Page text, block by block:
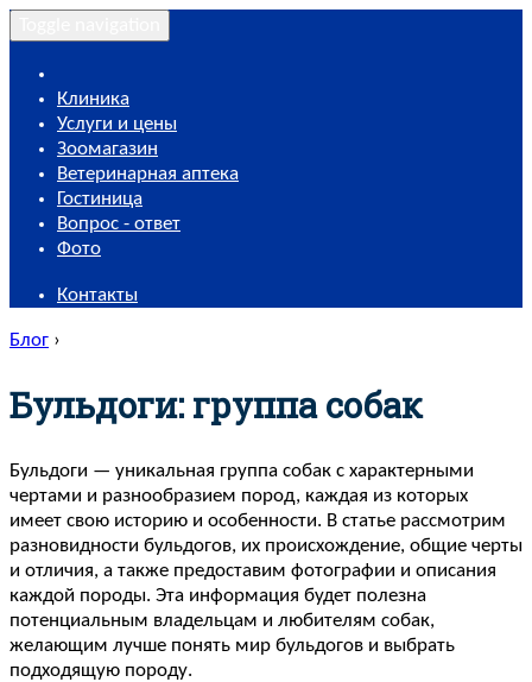
Клиника
Услуги и цены
Зоомагазин
Ветеринарная аптека
Гостиница
Вопрос - ответ
Фото
Контакты
Блог ›
Бульдоги: группа собак
Бульдоги — уникальная группа собак с характерными
чертами и разнообразием пород, каждая из которых
имеет свою историю и особенности. В статье рассмотрим
разновидности бульдогов, их происхождение, общие черты
и отличия, а также предоставим фотографии и описания
каждой породы. Эта информация будет полезна
потенциальным владельцам и любителям собак,
желающим лучше понять мир бульдогов и выбрать
подходящую породу.